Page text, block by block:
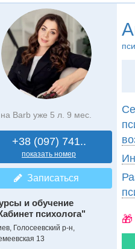
на Barb уже 5 л. 9 мес.
+38 (097) 741..
показать номер
Записаться
и обучение
психолога"
Голосеевский р-н,
13